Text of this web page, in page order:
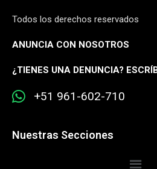
Todos los derechos reservados
ANUNCIA CON NOSOTROS
¿TIENES UNA DENUNCIA?
+51 961-602-710
Nuestras Secciones